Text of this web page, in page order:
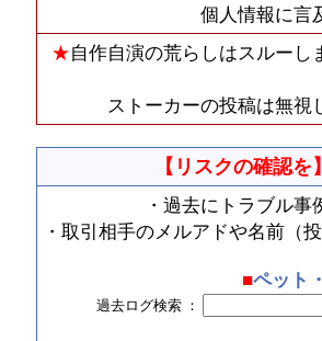
個人情報に言
★自作自演の荒らしはスルー
ストーカーの投稿は無視
【リスクの確認を
・過去にトラブル
・取引相手のメルアドや名前（
■ペット
過去ログ検索 ：